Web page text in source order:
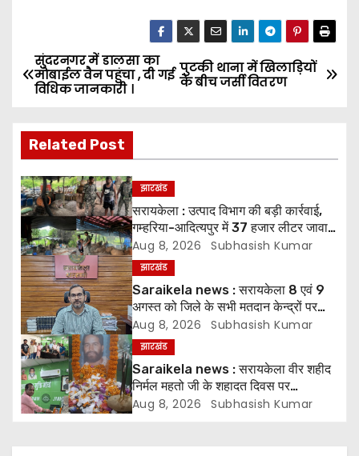
P
o
s
t
n
a
v
i
g
a
t
पुटकी थाना में खिलाड़ियों
के बीच जर्सी वितरण
सुंदरनगर में डालसा का
मोबाईल वैन पहुंचा , दी गई
विधिक जानकारी ।
Related Post
झारखंड
सरायकेला : उत्पाद विभाग की बड़ी कार्रवाई,
गम्हरिया-आदित्यपुर में 37 हजार लीटर जावा
महुआ नष्ट। *3 गिरफ्तार, मिनी ट्रक और
स्कूटी भी जब्त
Aug 8, 2026 Subhasish Kumar
झारखंड
Saraikela news : सरायकेला 8 एवं 9
अगस्त को जिले के सभी मतदान केन्द्रों पर
लगेगा SIR-2026 विशेष शिविर* *फॉर्म-6
और फॉर्म-8 भरकर मतदाता सूची को अद्यतन
कराएं : जिला निर्वाचन पदाधिकारी
Aug 8, 2026 Subhasish Kumar
झारखंड
Saraikela news : सरायकेला वीर शहीद
निर्मल महतो जी के शहादत दिवस पर
श्रद्धांजलि सभा आयोजित
Aug 8, 2026 Subhasish Kumar